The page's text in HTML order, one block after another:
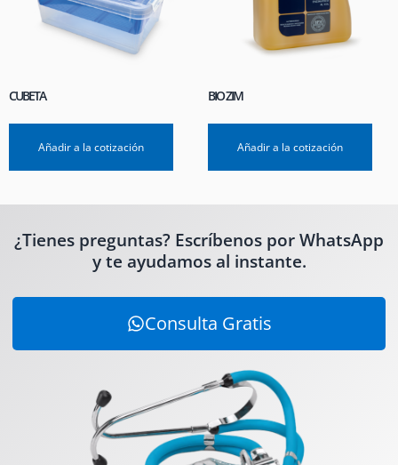
CUBETA
Añadir a la cotización
BIO ZIM
Añadir a la cotización
¿Tienes preguntas? Escríbenos por WhatsApp
y te ayudamos al instante.
Consulta Gratis